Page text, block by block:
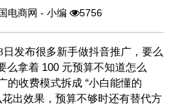
电商网 - 小编 5756
日发布很多新手做抖音推广 ，要么
么拿着 100 元预算不知道怎么
的收费模式拆成 “小白能懂的
花出效果，预算不够时还有替代方